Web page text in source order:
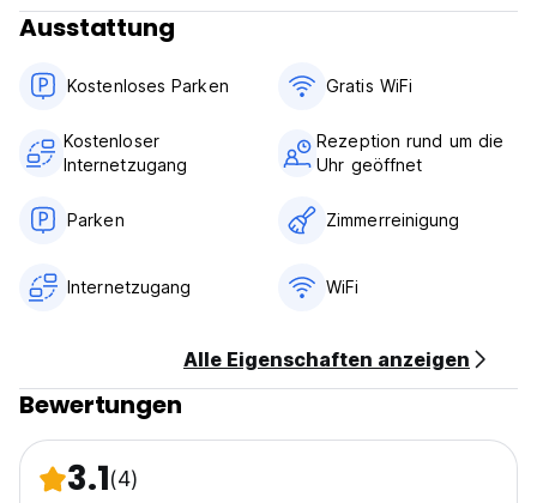
Ausstattung
Kostenloses Parken Gratis WiFi
Kostenloser
Internetzugang
Rezeption rund um die
Uhr geöffnet
Parken Zimmerreinigung
Internetzugang WiFi
Alle Eigenschaften anzeigen
Bewertungen
3.1(4)